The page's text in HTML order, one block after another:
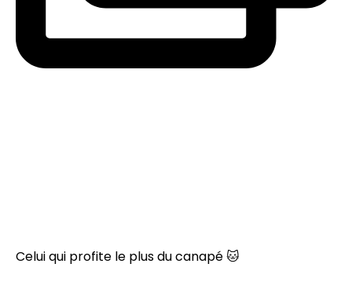
Celui qui profite le plus du canapé 🐱